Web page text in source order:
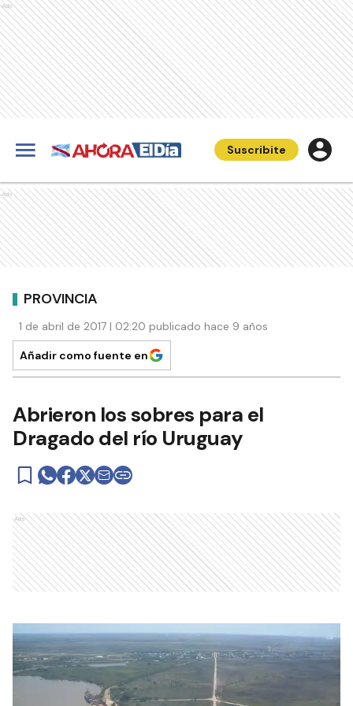
Ads
Suscribite
Ads
PROVINCIA
1 de abril de 2017 | 02:20 publicado hace 9 años
Añadir como fuente en
Abrieron los sobres para el
Dragado del río Uruguay
Ads